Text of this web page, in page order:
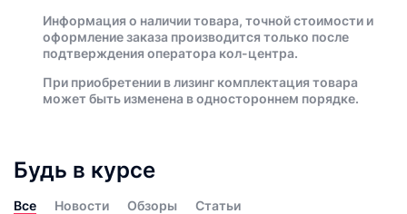
Информация о наличии товара, точной стоимости и
оформление заказа производится только после
подтверждения оператора кол-центра.
При приобретении в лизинг комплектация товара
может быть изменена в одностороннем порядке.
Будь в курсе
Все Новости Обзоры Статьи